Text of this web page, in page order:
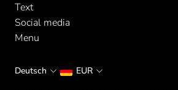
Text
Social media
Vernetze dich mit uns!
Menu
Deutsch
EUR